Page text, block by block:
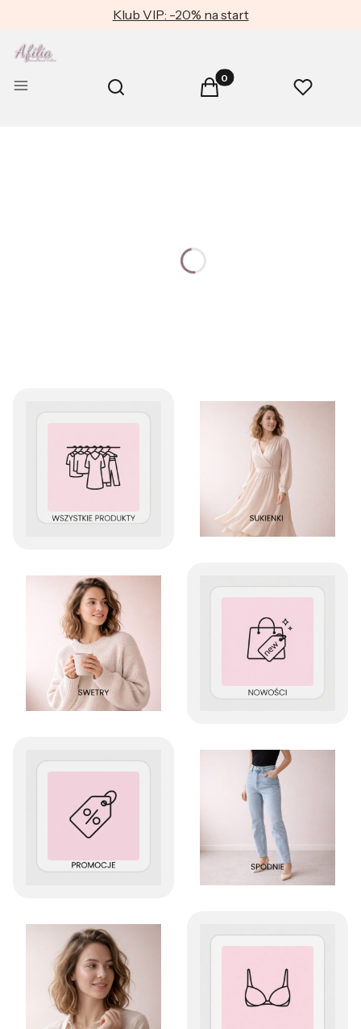
Klub VIP: -20% na start
Menu Otwórz wyszukiwarkę
Szukaj Produkty w koszyku: 0.
Koszyk Ulubione